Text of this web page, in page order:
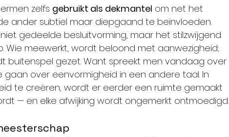
zelfs gebruikt als dekmantel om net het
ander subtiel maar diepgaand te beïnvloeden.
gedeelde besluitvorming, maar het stilzwijgend
Wie meewerkt, wordt beloond met aanwezigheid;
buitenspel gezet. Want spreekt men vandaag over
gaan over eenvormigheid in een andere taal. In
te creëren, wordt er eerder een ruimte gemaakt
— en elke afwijking wordt ongemerkt ontmoedigd.